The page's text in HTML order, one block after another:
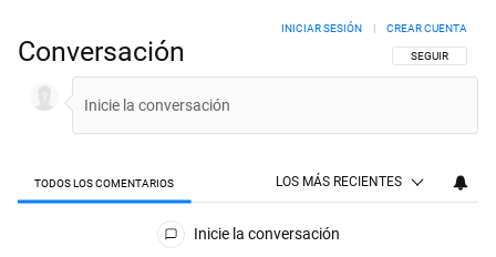
Conversación SIGA ESTA
SEGUIR
INICIAR SESIÓN CREAR CUENTA
TODOS LOS COMENTARIOS LOS MÁS RECIENTES
Todos los comentarios
Inicie la conversación